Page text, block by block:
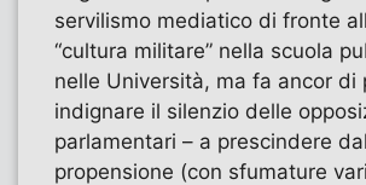
servilismo mediatico di fronte
“cultura militare” nella scuola
nelle Università, ma fa ancor di
indignare il silenzio delle
parlamentari – a prescindere
propensione (con sfumature